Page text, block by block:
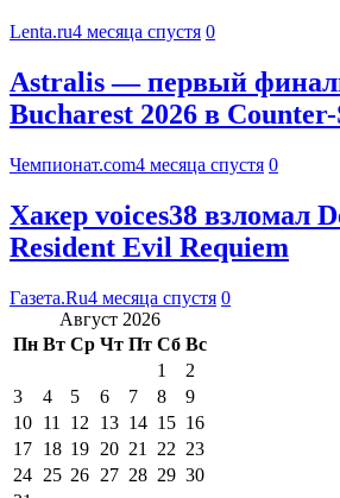
Lenta.ru4 месяца спустя 0
Astralis — первый
Bucharest 2026 в
Чемпионат.com4 месяца спустя 0
Хакер voices38 взломал
Resident Evil Requiem
Газета.Ru4 месяца спустя 0
Август 2026
Пн Вт Ср Чт Пт Сб Вс
1
2
3
4 5 6 7 8
9
10 11 12 13 14 15 16
17 18 19 20 21 22 23
24 25 26 27 28 29 30